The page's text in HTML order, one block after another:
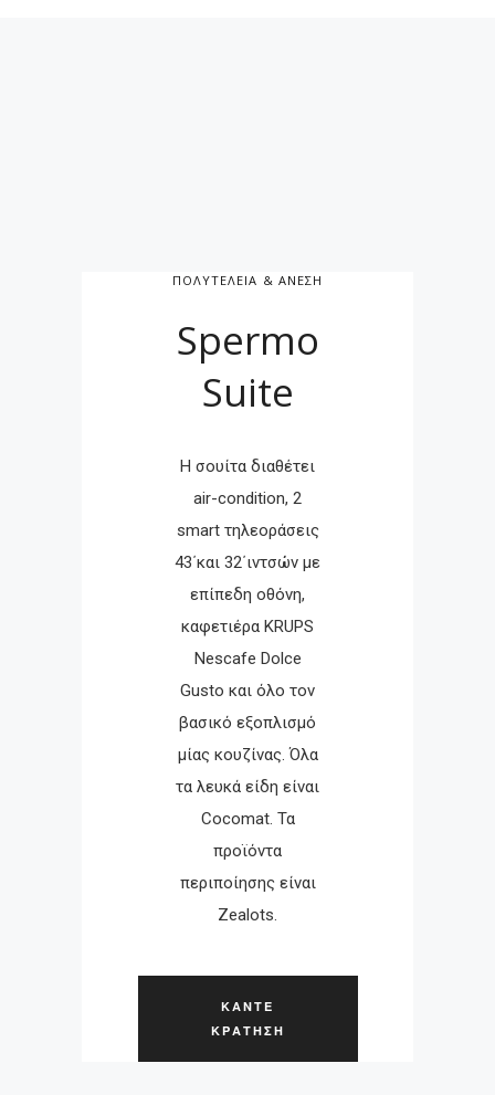
ΠΟΛΥΤΕΛΕΙΑ & ΑΝΕΣΗ
Spermo
Suite
H σουίτα διαθέτει
air-condition, 2
smart τηλεοράσεις
43΄και 32΄ιντσών με
επίπεδη οθόνη,
καφετιέρα KRUPS
Nescafe Dolce
Gusto και όλο τον
βασικό εξοπλισμό
μίας κουζίνας. Όλα
τα λευκά είδη είναι
Cocomat. Τα
προϊόντα
περιποίησης είναι
Zealots.
ΚΑΝΤΕ
ΚΡΑΤΗΣΗ